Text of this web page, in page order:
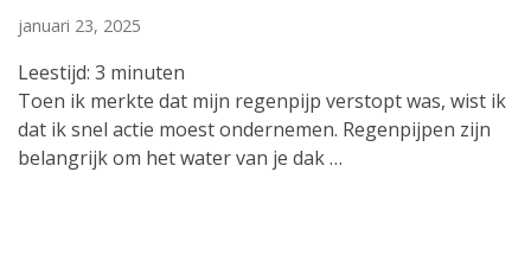
januari 23, 2025
Leestijd: 3 minuten
Toen ik merkte dat mijn regenpijp verstopt was, wist ik
dat ik snel actie moest ondernemen. Regenpijpen zijn
belangrijk om het water van je dak …